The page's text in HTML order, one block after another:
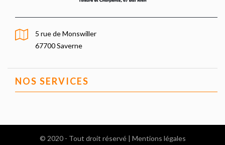
5 rue de Monswiller
67700 Saverne
NOS SERVICES
© 2020 - Tout droit réservé | Mentions légales